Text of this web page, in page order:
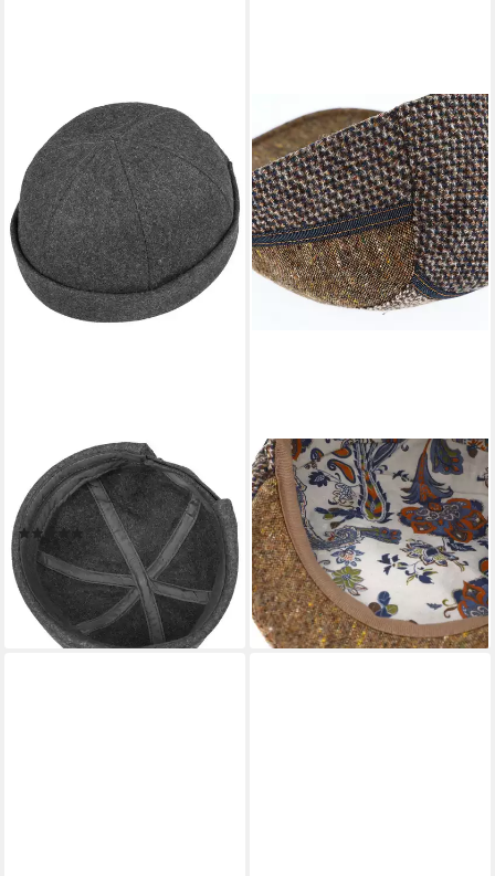
LIPODO
Schiebermütze (1-St)
Wintermützen Docker
(1)
27,95 €
lieferbar - in 2-3 Werktagen bei dir
FIEBIG
Schiebermütze in modernen
Design aus Schurwolle
59,99 € UVP79,99 €
-25%
lieferbar - in 2-3 Werktagen bei dir